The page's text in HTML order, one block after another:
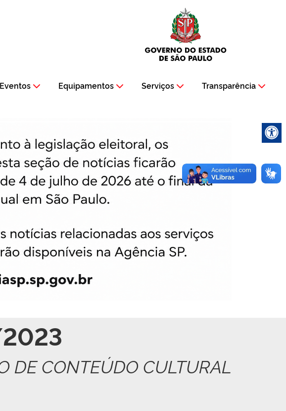
Eventos Equipamentos Serviços Transparência
DE CONTEÚDO CULTURAL